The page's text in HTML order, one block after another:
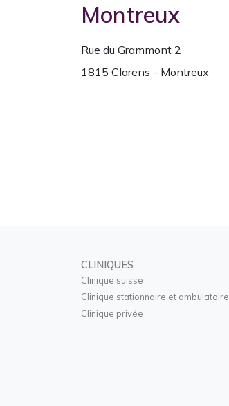
Montreux
Rue du Grammont 2
1815 Clarens - Montreux
CLINIQUES
Clinique suisse
Clinique stationnaire et ambulatoire
Clinique privée